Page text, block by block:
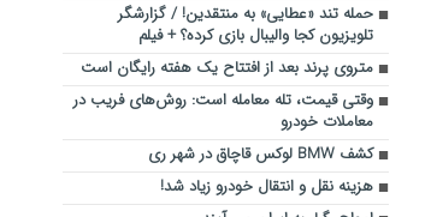
حمله تند «عطایی» به منتقدین! / گزارشگر
تلویزیون کجا والیبال بازی کرده؟ + فیلم
متروی پرند بعد از افتتاح یک هفته رایگان است
وقتی قیمت، تله معامله است: روش‌های فریب در
معاملات خودرو
کشف BMW لوکس قاچاق در شهر ری
هزینه نقل و انتقال خودرو زیاد شد!